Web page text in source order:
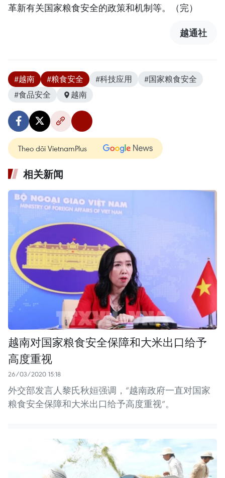
革新有关国家粮食安全的政策和机制等。（完）
越通社
#越南 #粮食安全 #科技应用
#国家粮食安全
#食品安全
越南
Theo dõi VietnamPlus
相关新闻
越南对国家粮食安全保障和大米出口给予
高度重视
26/03/2020 15:18
外交部发言人黎氏秋姮强调，“越南政府一直对国家
粮食安全保障和大米出口给予高度重视”。